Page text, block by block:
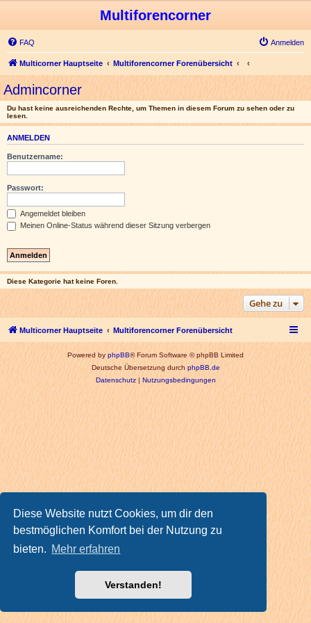
Diese Website nutzt Cookies, um dir den
bestmöglichen Komfort bei der Nutzung zu
bieten. Mehr erfahren
Verstanden!
Multiforencorner
FAQ Anmelden
Multicorner Hauptseite Multiforencorner Forenübersicht
Admincorner
Du hast keine ausreichenden Rechte, um Themen in diesem Forum zu sehen oder zu
lesen.
ANMELDEN
Benutzername:
Passwort:
Angemeldet bleiben
Meinen Online-Status während dieser Sitzung verbergen
Diese Kategorie hat keine Foren.
Gehe zu
Multicorner Hauptseite Multiforencorner Forenübersicht
Powered byphpBB® Forum Software © phpBB Limited
Deutsche Übersetzung durchphpBB.de
Datenschutz|Nutzungsbedingungen